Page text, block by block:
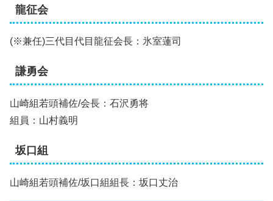
龍征会
(※兼任)三代目代目龍征会長：氷室蓮司
謙勇会
山崎組若頭補佐/会長：石沢勇将
組員：山村義明
坂口組
山崎組若頭補佐/坂口組組長：坂口丈治